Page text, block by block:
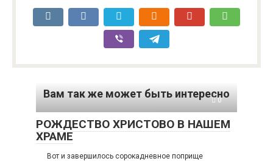
Вам так же может быть интересно
0
РОЖДЕСТВО ХРИСТОВО В НАШЕМ
ХРАМЕ
Вот и завершилось сорокадневное поприще